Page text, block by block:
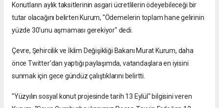
Konutların aylık taksitlerinin asgari ücretlilerin ödeyebileceği bir
tutar olacağını belirten Kurum, "Ödemelerin toplam hane gelirinin
yüzde 30'unu aşmaması gerekiyor" dedi.
Çevre, Şehircilik ve İklim Değişikliği Bakanı Murat Kurum, daha
önce Twitter'dan yaptığı paylaşımda, vatandaşlara en iyisini
sunmak için gece gündüz çalıştıklarını belirtti.
"Yüzyılın sosyal konut projesinde tarih 13 Eylül" bilgisini veren